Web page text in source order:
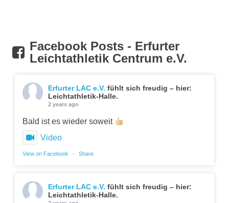
Facebook Posts - Erfurter
Leichtathletik Centrum e.V.
Erfurter LAC e.V. fühlt sich freudig – hier:
Leichtathletik-Halle.
2 years ago
Bald ist es wieder soweit
Video
View on Facebook · Share
Erfurter LAC e.V. fühlt sich freudig – hier:
Leichtathletik-Halle.